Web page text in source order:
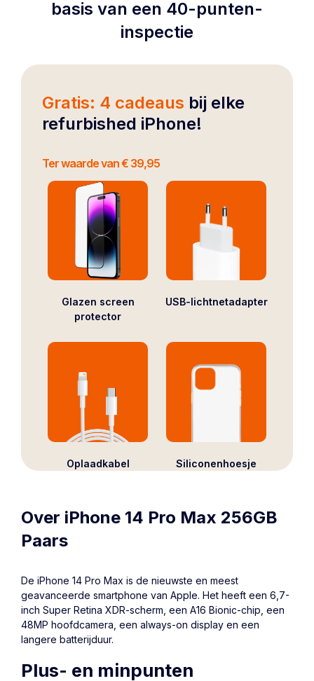
basis van een 40-punten-
inspectie
Gratis: 4 cadeaus bij elke
refurbished iPhone!
Ter waarde van € 39,95
Glazen screen
protector
USB-lichtnetadapter
Oplaadkabel Siliconenhoesje
Over iPhone 14 Pro Max 256GB
Paars
De iPhone 14 Pro Max is de nieuwste en meest
geavanceerde smartphone van Apple. Het heeft een 6,7-
inch Super Retina XDR-scherm, een A16 Bionic-chip, een
48MP hoofdcamera, een always-on display en een
langere batterijduur.
Plus- en minpunten